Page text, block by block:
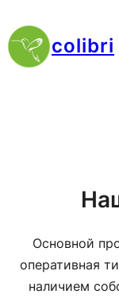
к
содержимому
colibri
Основной
оперативная
наличием